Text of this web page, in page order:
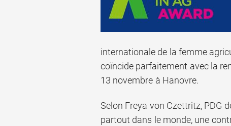
internationale de la femme
coïncide parfaitement avec la
13 novembre à Hanovre.
Selon Freya von Czettritz, PDG
partout dans le monde, une